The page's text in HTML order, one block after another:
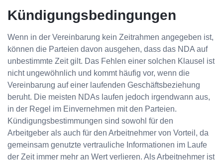
Kündigungsbedingungen
Wenn in der Vereinbarung kein Zeitrahmen angegeben ist,
können die Parteien davon ausgehen, dass das NDA auf
unbestimmte Zeit gilt. Das Fehlen einer solchen Klausel ist
nicht ungewöhnlich und kommt häufig vor, wenn die
Vereinbarung auf einer laufenden Geschäftsbeziehung
beruht. Die meisten NDAs laufen jedoch irgendwann aus,
in der Regel im Einvernehmen mit den Parteien.
Kündigungsbestimmungen sind sowohl für den
Arbeitgeber als auch für den Arbeitnehmer von Vorteil, da
gemeinsam genutzte vertrauliche Informationen im Laufe
der Zeit immer mehr an Wert verlieren. Als Arbeitnehmer ist